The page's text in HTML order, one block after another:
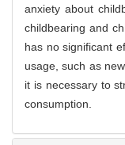
anxiety about
childbearing and
has no significant
usage, such as
it is necessary to
consumption.